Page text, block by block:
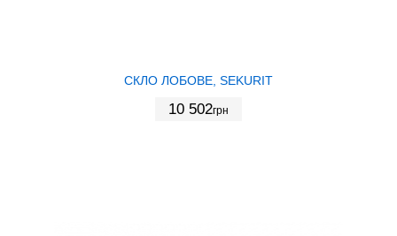
СКЛО ЛОБОВЕ, SEKURIT
10 502грн